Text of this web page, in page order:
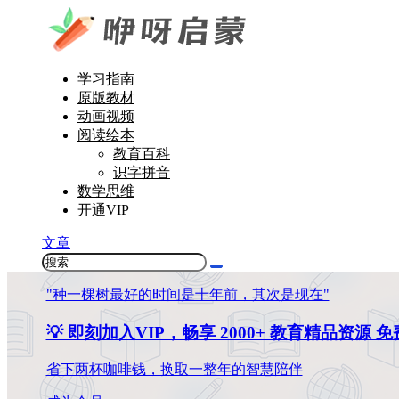
学习指南
原版教材
动画视频
阅读绘本
教育百科
识字拼音
数学思维
开通VIP
文章
"种一棵树最好的时间是十年前，其次是现在"
💡 即刻加入VIP，畅享 2000+ 教育精品资源 免
省下两杯咖啡钱，换取一整年的智慧陪伴